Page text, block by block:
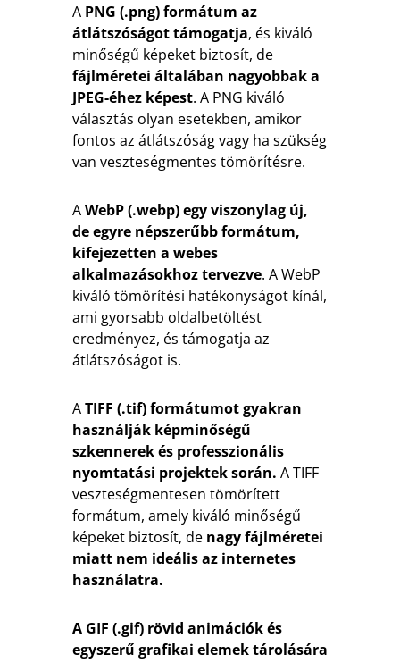
A PNG (.png) formátum az
átlátszóságot támogatja, és kiváló
minőségű képeket biztosít, de
fájlméretei általában nagyobbak a
JPEG-éhez képest. A PNG kiváló
választás olyan esetekben, amikor
fontos az átlátszóság vagy ha szükség
van veszteségmentes tömörítésre.
AWebP (.webp) egy viszonylag új,
de egyre népszerűbb formátum,
kifejezetten a webes
alkalmazásokhoz tervezve. A WebP
kiváló tömörítési hatékonyságot kínál,
ami gyorsabb oldalbetöltést
eredményez, és támogatja az
átlátszóságot is.
ATIFF (.tif) formátumot gyakran
használják képminőségű
szkennerek és professzionális
nyomtatási projektek során. A TIFF
veszteségmentesen tömörített
formátum, amely kiváló minőségű
képeket biztosít, de nagy fájlméretei
miatt nem ideális az internetes
használatra.
A GIF (.gif) rövid animációk és
egyszerű grafikai elemek tárolására